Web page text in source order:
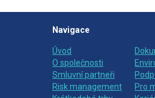
Navigace
Úvod
O společnosti
Smluvní partneři
Risk management
Pro